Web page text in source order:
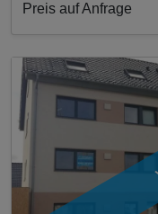
Preis auf Anfrage